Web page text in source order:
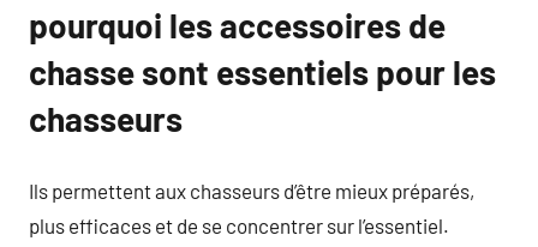
pourquoi les accessoires de
chasse sont essentiels pour les
chasseurs
Ils permettent aux chasseurs d’être mieux préparés,
plus efficaces et de se concentrer sur l’essentiel.